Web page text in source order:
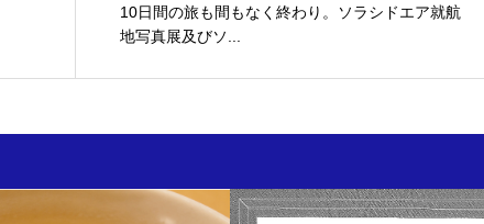
10日間の旅も間もなく終わり。ソラシドエア就航
地写真展及びソ...